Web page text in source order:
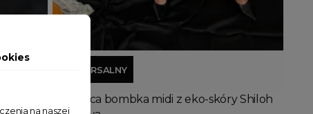
UNIWERSALNY
Spódnica bombka midi z eko-skóry Shiloh
na naszej